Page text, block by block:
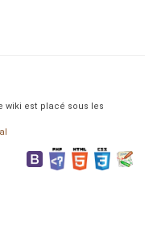
wiki est placé sous les